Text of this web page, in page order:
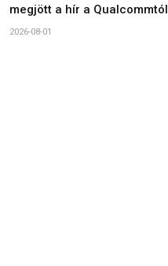
megjött a hír a Qualcommtól
2026-08-01